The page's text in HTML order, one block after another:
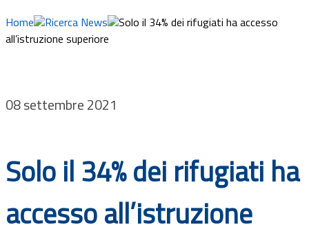
Eventi
Progetti
Bandi
Guide
Home Ricerca News
Solo il 34% dei rifugiati ha accesso
all’istruzione superiore
08 settembre 2021
Solo il 34% dei rifugiati ha
accesso all’istruzione